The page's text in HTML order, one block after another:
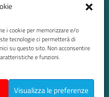
i cookie per memorizzare e/o
tecnologie ci permetterà di
su questo sito. Non acconsentire
e funzioni.
Visualizza le preferenze
esclusa la
aperto
agli orari